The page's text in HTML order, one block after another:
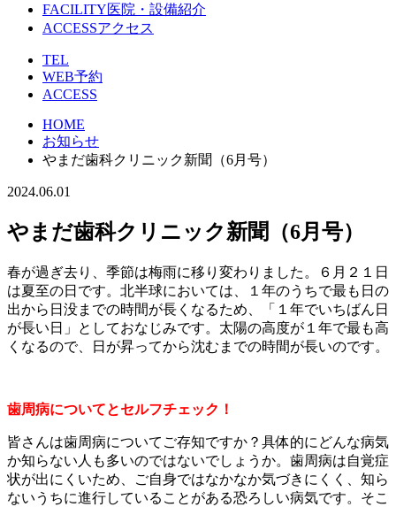
FACILITY医院・設備紹介
ACCESSアクセス
TEL
WEB予約
ACCESS
HOME
お知らせ
やまだ歯科クリニック新聞（6月号）
2024.06.01
やまだ歯科クリニック新聞（6月号）
春が過ぎ去り、季節は梅雨に移り変わりました。６月２１日
は夏至の日です。北半球においては、１年のうちで最も日の
出から日没までの時間が長くなるため、「１年でいちばん日
が長い日」としておなじみです。太陽の高度が１年で最も高
くなるので、日が昇ってから沈むまでの時間が長いのです。
歯周病についてとセルフチェック！
皆さんは歯周病についてご存知ですか？具体的にどんな病気
か知らない人も多いのではないでしょうか。歯周病は自覚症
状が出にくいため、ご自身ではなかなか気づきにくく、知ら
ないうちに進行していることがある恐ろしい病気です。そこ